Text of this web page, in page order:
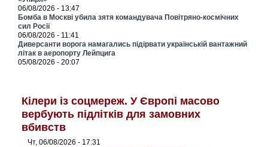
06/08/2026 - 13:47
Бомба в Москві убила зятя командувача Повітряно-космічних
сил Росії
06/08/2026 - 11:41
Диверсанти ворога намагались підірвати українській вантажний
літак в аеропорту Лейпцига
05/08/2026 - 20:07
Кілери із соцмереж. У Європі масово
вербують підлітків для замовних
вбивств
Чт, 06/08/2026 - 17:31